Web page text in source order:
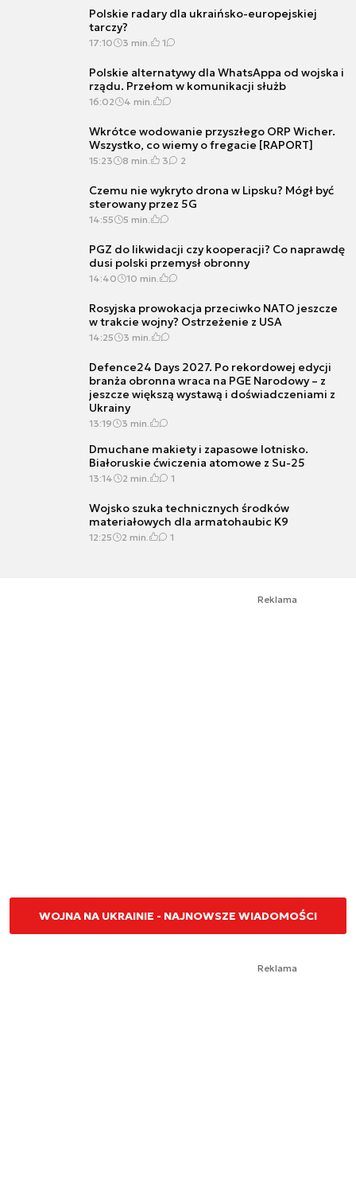
Polskie radary dla ukraińsko-europejskiej
tarczy?
17:10 3 min. 1
Polskie alternatywy dla WhatsAppa od wojska i
rządu. Przełom w komunikacji służb
16:02 4 min.
Wkrótce wodowanie przyszłego ORP Wicher.
Wszystko, co wiemy o fregacie [RAPORT]
15:23 8 min. 3 2
Czemu nie wykryto drona w Lipsku? Mógł być
sterowany przez 5G
14:55 5 min.
PGZ do likwidacji czy kooperacji? Co naprawdę
dusi polski przemysł obronny
14:40 10 min.
Rosyjska prowokacja przeciwko NATO jeszcze
w trakcie wojny? Ostrzeżenie z USA
14:25 3 min.
Defence24 Days 2027. Po rekordowej edycji
branża obronna wraca na PGE Narodowy – z
jeszcze większą wystawą i doświadczeniami z
Ukrainy
13:19 3 min.
Dmuchane makiety i zapasowe lotnisko.
Białoruskie ćwiczenia atomowe z Su-25
13:14 2 min. 1
Wojsko szuka technicznych środków
materiałowych dla armatohaubic K9
12:25 2 min. 1
Reklama
WOJNA NA UKRAINIE - NAJNOWSZE WIADOMOŚCI
Reklama